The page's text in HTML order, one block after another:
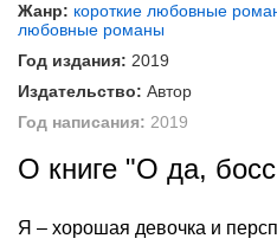
Жанр: короткие любовные
любовные романы
Год издания: 2019
Издательство: Автор
Год написания: 2019
О книге "О да,
Я – хорошая девочка и